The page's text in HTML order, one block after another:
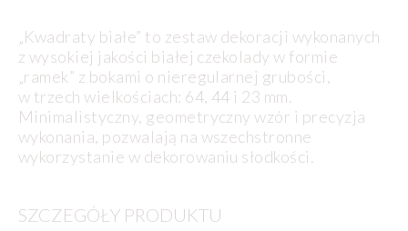
„Kwadraty białe” to zestaw dekoracji wykonanych
z wysokiej jakości białej czekolady w formie
„ramek” z bokami o nieregularnej grubości,
w trzech wielkościach: 64, 44 i 23 mm.
Minimalistyczny, geometryczny wzór i precyzja
wykonania, pozwalają na wszechstronne
wykorzystanie w dekorowaniu słodkości.
SZCZEGÓŁY PRODUKTU